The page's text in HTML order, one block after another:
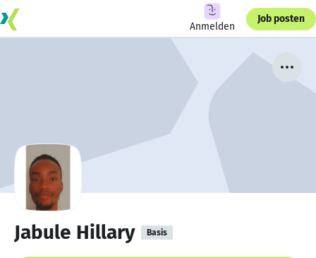
Anmelden
Job posten
Jabule Hillary Basis